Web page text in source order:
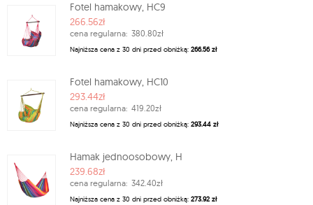
Fotel hamakowy, HC9
266.56zł
cena regularna: 380.80zł
Najniższa cena z 30 dni przed obniżką: 266.56 zł
Fotel hamakowy, HC10
293.44zł
cena regularna: 419.20zł
Najniższa cena z 30 dni przed obniżką: 293.44 zł
Hamak jednoosobowy, H
239.68zł
cena regularna: 342.40zł
Najniższa cena z 30 dni przed obniżką: 273.92 zł